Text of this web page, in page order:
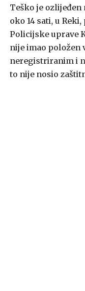
Teško je
oko 14 sati, u
Policijske uprave
nije imao položen
neregistriranim i
to nije nosio